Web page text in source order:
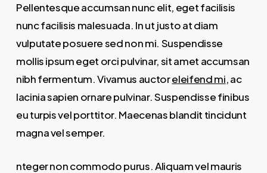
Pellentesque accumsan nunc elit, eget facilisis
nunc facilisis malesuada. In ut justo at diam
vulputate posuere sed non mi. Suspendisse
mollis ipsum eget orci pulvinar, sit amet accumsan
nibh fermentum. Vivamus auctoreleifend mi, ac
lacinia sapien ornare pulvinar. Suspendisse finibus
eu turpis vel porttitor. Maecenas blandit tincidunt
magna vel semper.
nteger non commodo purus. Aliquam vel mauris